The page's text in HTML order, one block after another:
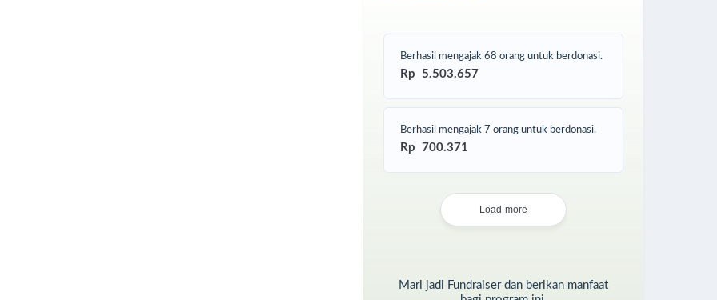
Berhasil mengajak 68 orang untuk berdonasi.
Rp 5.503.657
Berhasil mengajak 7 orang untuk berdonasi.
Rp 700.371
Load more
Mari jadi Fundraiser dan berikan manfaat